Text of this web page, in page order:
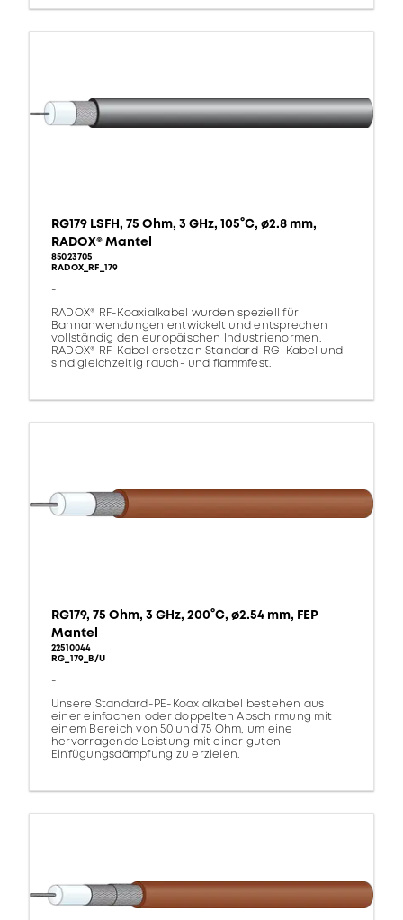
RG179 LSFH, 75 Ohm, 3 GHz, 105°C, ø2.8 mm,
RADOX® Mantel
85023705
RADOX_RF_179
-
RADOX® RF-Koaxialkabel wurden speziell für
Bahnanwendungen entwickelt und entsprechen
vollständig den europäischen Industrienormen.
RADOX® RF-Kabel ersetzen Standard-RG-Kabel und
sind gleichzeitig rauch- und flammfest.
RG179, 75 Ohm, 3 GHz, 200°C, ø2.54 mm, FEP
Mantel
22510044
RG_179_B/U
-
Unsere Standard-PE-Koaxialkabel bestehen aus
einer einfachen oder doppelten Abschirmung mit
einem Bereich von 50 und 75 Ohm, um eine
hervorragende Leistung mit einer guten
Einfügungsdämpfung zu erzielen.